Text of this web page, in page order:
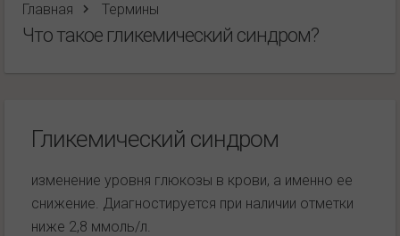
Главная Термины
Что такое гликемический синдром?
Гликемический синдром
изменение уровня глюкозы в крови, а именно ее
снижение. Диагностируется при наличии отметки
ниже 2,8 ммоль/л.